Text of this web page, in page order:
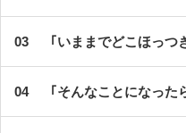
｢いままでどこほっつ
｢そんなことになった